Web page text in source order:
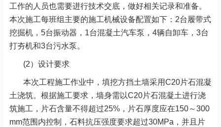
工作的人员也需要进行技术交底，做好相关记录和准备。
本次施工每班组主要的施工机械设备配置如下：2台履带式
挖掘机，5台振动器，1台混凝土汽车泵，4辆自卸车，3台
打夯机和3台污水泵。
(2）设计要求
本次工程施工作业中，填挖方挡土墙采用C20片石混凝
土浇筑。根据施工要求，墙身需以C20片石混凝土进行浇
筑施工，片石含量不得超过25%，片石厚度应在150～300
mm范围内控制，石料抗压强度要求超过30MPa，并且片